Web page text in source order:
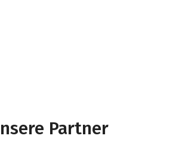
Partner